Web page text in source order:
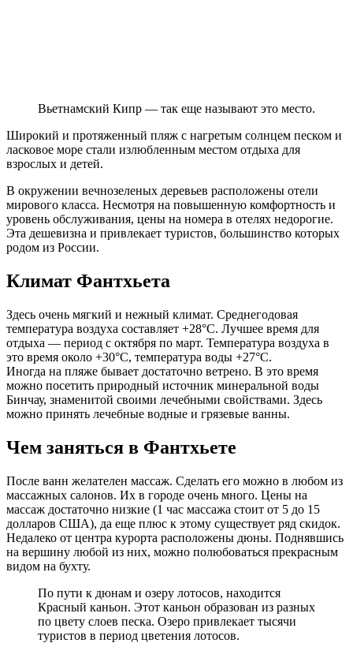
Вьетнамский Кипр — так еще называют это место.
Широкий и протяженный пляж с нагретым солнцем песком и
ласковое море стали излюбленным местом отдыха для
взрослых и детей.
В окружении вечнозеленых деревьев расположены отели
мирового класса. Несмотря на повышенную комфортность и
уровень обслуживания, цены на номера в отелях недорогие.
Эта дешевизна и привлекает туристов, большинство которых
родом из России.
Климат Фантхьета
Здесь очень мягкий и нежный климат. Среднегодовая
температура воздуха составляет +28°С. Лучшее время для
отдыха — период с октября по март. Температура воздуха в
это время около +30°С, температура воды +27°С.
Иногда на пляже бывает достаточно ветрено. В это время
можно посетить природный источник минеральной воды
Бинчау, знаменитой своими лечебными свойствами. Здесь
можно принять лечебные водные и грязевые ванны.
Чем заняться в Фантхьете
После ванн желателен массаж. Сделать его можно в любом из
массажных салонов. Их в городе очень много. Цены на
массаж достаточно низкие (1 час массажа стоит от 5 до 15
долларов США), да еще плюс к этому существует ряд скидок.
Недалеко от центра курорта расположены дюны. Поднявшись
на вершину любой из них, можно полюбоваться прекрасным
видом на бухту.
По пути к дюнам и озеру лотосов, находится
Красный каньон. Этот каньон образован из разных
по цвету слоев песка. Озеро привлекает тысячи
туристов в период цветения лотосов.